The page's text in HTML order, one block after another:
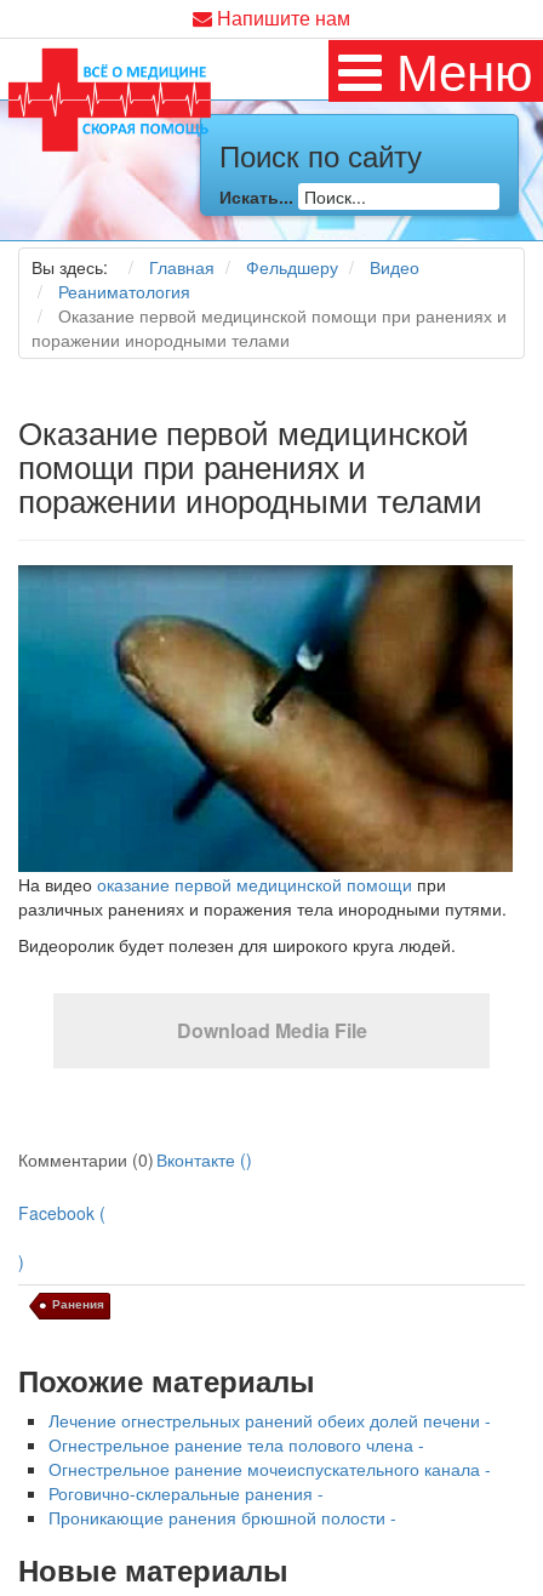
Напишите нам
Меню
Поиск по сайту
Искать...
Вы здесь: Главная Фельдшеру
Видео
Реаниматология
Оказание первой медицинской помощи при ранениях и
поражении инородными телами
Оказание первой медицинской
помощи при ранениях и
поражении инородными телами
На видео оказание первой медицинской помощи при
различных ранениях и поражения тела инородными путями.
Видеоролик будет полезен для широкого круга людей.
Download Media File
Комментарии (0) Вконтакте ()
Facebook (
)
Ранения
Похожие материалы
Лечение огнестрельных ранений обеих долей печени -
Огнестрельное ранение тела полового члена -
Огнестрельное ранение мочеиспускательного канала -
Роговично-склеральные ранения -
Проникающие ранения брюшной полости -
Новые материалы